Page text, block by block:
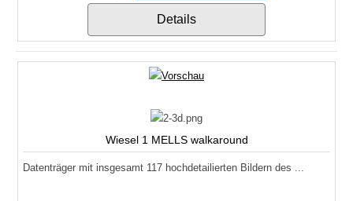
Details
Wiesel 1 MELLS walkaround
Datenträger mit insgesamt 117 hochdetailierten Bildern des ...